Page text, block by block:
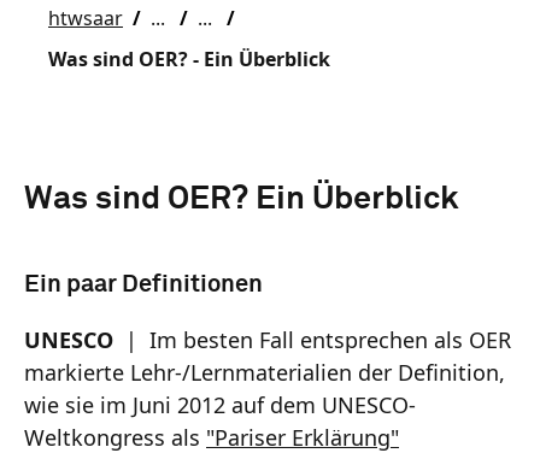
htwsaar
Was sind OER? - Ein Überblick
Was sind OER? Ein Überblick
Ein paar Definitionen
UNESCO | Im besten Fall entsprechen als OER
markierte Lehr-/Lernmaterialien der Definition,
wie sie im Juni 2012 auf dem UNESCO-
Weltkongress als "Pariser Erklärung"